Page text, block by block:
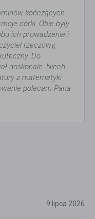
kończących
córki. Obie były
ich prowadzenia i
rzeczowy,
Do
doskonale. Niech
z matematyki
polecam Pana
9 lipca 2026